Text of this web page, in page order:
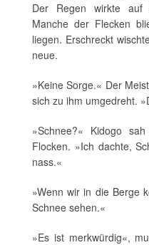
Der Regen wirkte auf
Manche der Flecken
liegen. Erschreckt
neue.
»Keine Sorge.« Der
sich zu ihm umgedreht.
»Schnee?« Kidogo
Flocken. »Ich dachte,
nass.«
»Wenn wir in die Berge
Schnee sehen.«
»Es ist merkwürdig«,